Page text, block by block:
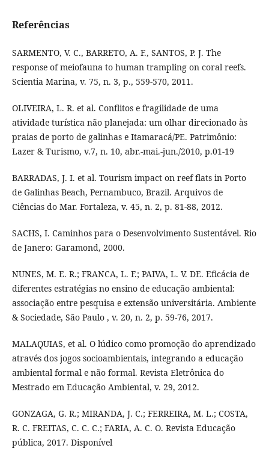
Referências
SARMENTO, V. C., BARRETO, A. F., SANTOS, P. J. The
response of meiofauna to human trampling on coral reefs.
Scientia Marina, v. 75, n. 3, p., 559-570, 2011.
OLIVEIRA, L. R. et al. Conflitos e fragilidade de uma
atividade turística não planejada: um olhar direcionado às
praias de porto de galinhas e Itamaracá/PE. Patrimônio:
Lazer & Turismo, v.7, n. 10, abr.-mai.-jun./2010, p.01-19
BARRADAS, J. I. et al. Tourism impact on reef flats in Porto
de Galinhas Beach, Pernambuco, Brazil. Arquivos de
Ciências do Mar. Fortaleza, v. 45, n. 2, p. 81-88, 2012.
SACHS, I. Caminhos para o Desenvolvimento Sustentável. Rio
de Janero: Garamond, 2000.
NUNES, M. E. R.; FRANCA, L. F.; PAIVA, L. V. DE. Eficácia de
diferentes estratégias no ensino de educação ambiental:
associação entre pesquisa e extensão universitária. Ambiente
& Sociedade, São Paulo , v. 20, n. 2, p. 59-76, 2017.
MALAQUIAS, et al. O lúdico como promoção do aprendizado
através dos jogos socioambientais, integrando a educação
ambiental formal e não formal. Revista Eletrônica do
Mestrado em Educação Ambiental, v. 29, 2012.
GONZAGA, G. R.; MIRANDA, J. C.; FERREIRA, M. L.; COSTA,
R. C. FREITAS, C. C. C.; FARIA, A. C. O. Revista Educação
pública, 2017. Disponível